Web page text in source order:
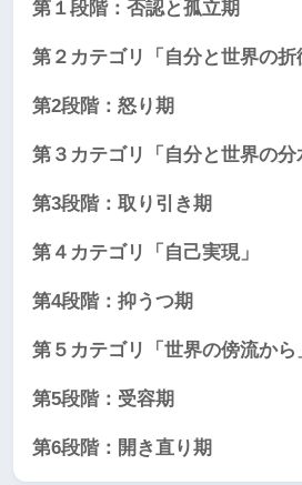
第１段階：否認と孤立期
第２カテゴリ「自分と世界の折
第2段階：怒り期
第３カテゴリ「自分と世界の分
第3段階：取り引き期
第４カテゴリ「自己実現」
第4段階：抑うつ期
第５カテゴリ「世界の傍流から
第5段階：受容期
第6段階：開き直り期